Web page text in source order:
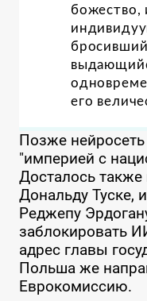
божество,
его
Позже нейросеть
"империей с
Досталось
Дональду Туске,
Реджепу
заблокировать
адрес главы
Польша же
Еврокомиссию.